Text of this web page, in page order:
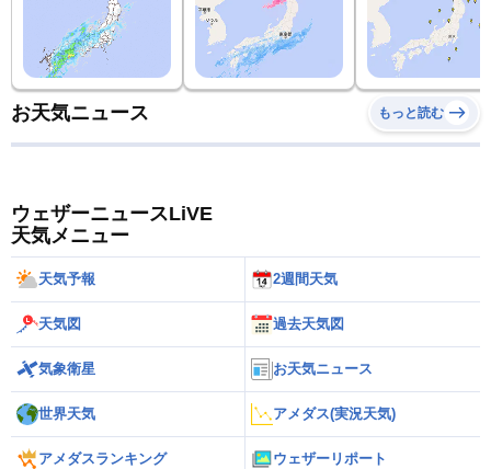
お天気ニュース もっと読む
ウェザーニュースLiVE
天気メニュー
天気予報 2週間天気
天気図 過去天気図
気象衛星 お天気ニュース
世界天気 アメダス(実況天気)
アメダスランキング ウェザーリポート